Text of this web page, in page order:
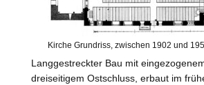
Kirche Grundriss, zwischen 1902 und
Langgestreckter Bau mit
dreiseitigem Ostschluss, erbaut im